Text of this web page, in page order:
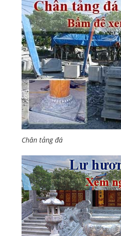
Chân tảng đá